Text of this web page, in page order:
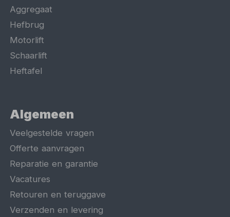
Aggregaat
Hefbrug
Motorlift
Schaarlift
Heftafel
Algemeen
Veelgestelde vragen
Offerte aanvragen
Reparatie en garantie
Vacatures
Retouren en teruggave
Verzenden en levering